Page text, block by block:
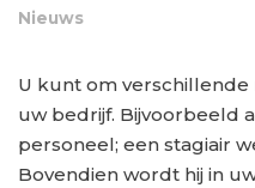
Nieuws
U kunt om
uw bedrijf. Bijvoorbeeld
personeel; een stagiair
Bovendien wordt hij in